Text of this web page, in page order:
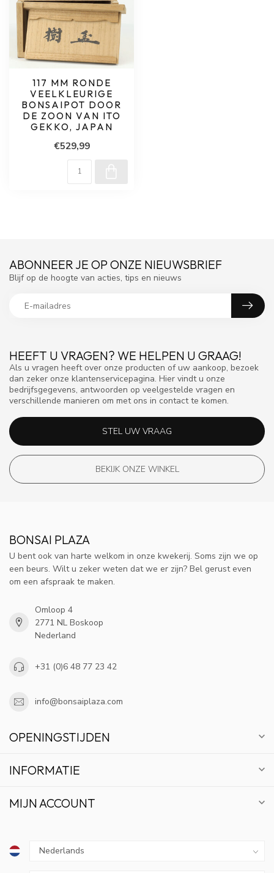
117 MM RONDE
VEELKLEURIGE
BONSAIPOT DOOR
DE ZOON VAN ITO
GEKKO, JAPAN
€529,99
HEEFT U VRAGEN? WE HELPEN U GRAAG!
Als u vragen heeft over onze producten of uw aankoop, bezoek
dan zeker onze klantenservicepagina. Hier vindt u onze
bedrijfsgegevens, antwoorden op veelgestelde vragen en
verschillende manieren om met ons in contact te komen.
STEL UW VRAAG
BEKIJK ONZE WINKEL
ABONNEER JE OP ONZE NIEUWSBRIEF
Blijf op de hoogte van acties, tips en nieuws
BONSAI PLAZA
U bent ook van harte welkom in onze kwekerij. Soms zijn we op
een beurs. Wilt u zeker weten dat we er zijn? Bel gerust even
om een afspraak te maken.
Omloop 4
2771 NL Boskoop
Nederland
+31 (0)6 48 77 23 42
info@bonsaiplaza.com
OPENINGSTIJDEN
INFORMATIE
MIJN ACCOUNT